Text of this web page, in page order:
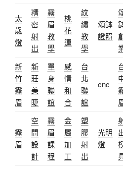
太
歲
燈
精
密
射
出
霧
眉
教
學
桃
花
運
紋
繡
教
學
頌缽
證照
新
竹
霧
眉
新
莊
美
睫
單
身
聯
誼
感
情
和
合
台
北
聯
誼
cnc
霧
眉
空
間
設
計
霧
眉
課
程
金
屬
加
工
塑
膠
射
出
光明
燈